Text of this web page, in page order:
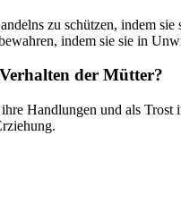
zu schützen, indem
indem sie sie in
der Mütter?
Handlungen und als